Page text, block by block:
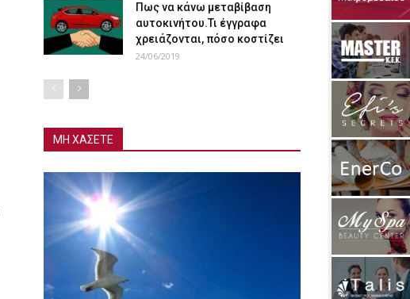
Πως να κάνω μεταβίβαση
αυτοκινήτου.Τι έγγραφα
χρειάζονται, πόσο κοστίζει
24/06/2019
ΜΗ ΧΑΣΕΤΕ